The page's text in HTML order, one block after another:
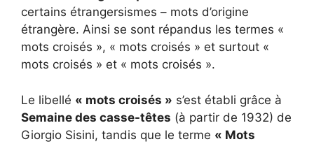
certains étrangersismes – mots d’origine
étrangère. Ainsi se sont répandus les termes «
mots croisés », « mots croisés » et surtout «
mots croisés » et « mots croisés ».
Le libellé « mots croisés » s’est établi grâce à
Semaine des casse-têtes (à partir de 1932) de
Giorgio Sisini, tandis que le terme « Mots